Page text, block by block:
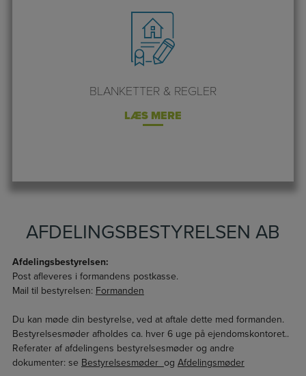
BLANKETTER & REGLER
LÆS MERE
AFDELINGSBESTYRELSEN AB
Afdelingsbestyrelsen:
Post afleveres i formandens postkasse.
Mail til bestyrelsen: Formanden
Du kan møde din bestyrelse, ved at aftale dette med formanden.
Bestyrelsesmøder afholdes ca. hver 6 uge på ejendomskontoret..
Referater af afdelingens bestyrelsesmøder og andre
dokumenter: se Bestyrelsesmøder og Afdelingsmøder